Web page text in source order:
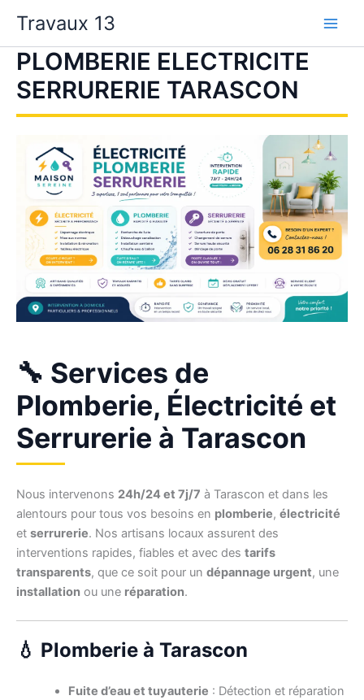
contenu
Travaux 13
PLOMBERIE ELECTRICITE
SERRURERIE TARASCON
🔧 Services de
Plomberie, Électricité et
Serrurerie à Tarascon
Nous intervenons 24h/24 et 7j/7 à Tarascon et dans les
alentours pour tous vos besoins en plomberie, électricité
et serrurerie. Nos artisans locaux assurent des
interventions rapides, fiables et avec des tarifs
transparents, que ce soit pour un dépannage urgent, une
installation ou une réparation.
💧 Plomberie à Tarascon
Fuite d’eau et tuyauterie : Détection et réparation